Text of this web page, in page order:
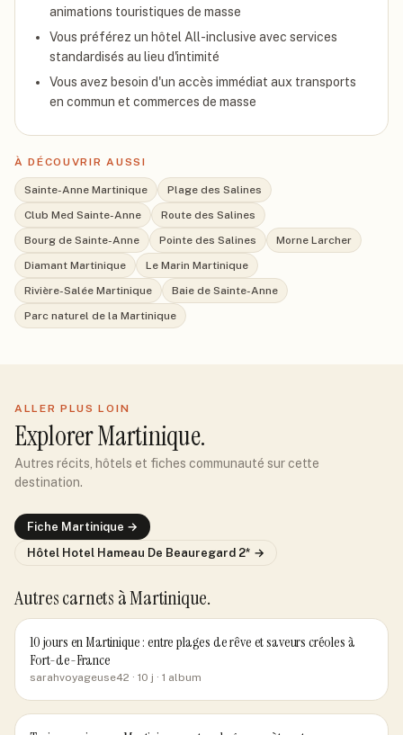
animations touristiques de masse
Vous préférez un hôtel All-inclusive avec services
standardisés au lieu d'intimité
Vous avez besoin d'un accès immédiat aux transports
en commun et commerces de masse
À DÉCOUVRIR AUSSI
Sainte-Anne Martinique
Plage des Salines
Club Med Sainte-Anne
Route des Salines
Bourg de Sainte-Anne
Pointe des Salines
Morne Larcher
Diamant Martinique
Le Marin Martinique
Rivière-Salée Martinique
Baie de Sainte-Anne
Parc naturel de la Martinique
ALLER PLUS LOIN
ExplorerMartinique.
Autres récits, hôtels et fiches communauté sur cette
destination.
Fiche Martinique →
Hôtel Hotel Hameau De Beauregard 2* →
Autres carnets à Martinique.
10 jours en Martinique : entre plages de rêve et saveurs créoles à
Fort-de-France
sarahvoyageuse42 · 10 j · 1 album